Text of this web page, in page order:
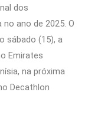
dos
ano de 2025. O
sábado (15), a
Emirates
na próxima
Decathlon